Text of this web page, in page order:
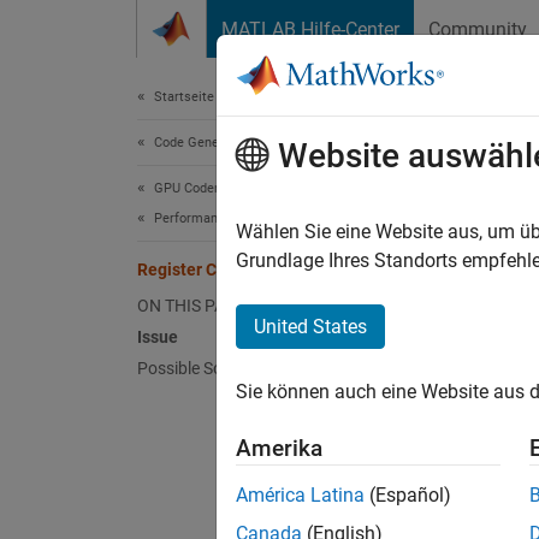
MATLAB Hilfe-Center Community
Startseite der Dokumentation
Code Generation
GPU Coder
Performance
Register Count nvlink Error
ON THIS PAGE
Issue
Possible Solutions
Website
Wählen Sie eine Website aus, um
Grundlage Ihres Standorts
United States
Sie können auch eine Website aus
Amerika
América Latina (Español)
Canada (English)